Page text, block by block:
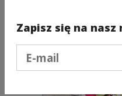
Zapisz się na